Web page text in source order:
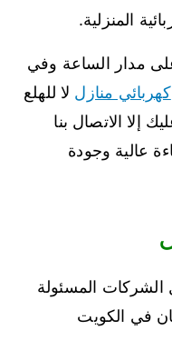
المنزلية.
على مدار الساعة وفي
كهربائي منازل لا للهلع
إلا الاتصال بنا
عالية وجودة
المسئولة
في الكويت